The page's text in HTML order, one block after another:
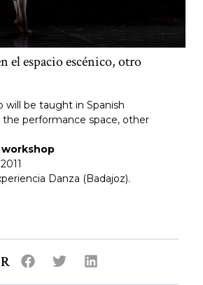
el espacio escénico, otro
will be taught in Spanish
the performance space, other
Danza (Badajoz).